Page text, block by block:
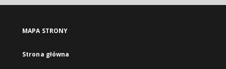
MAPA STRONY
Strona główna